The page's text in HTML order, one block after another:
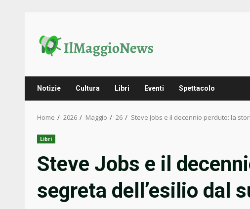
content
Notizie Cultura Libri Eventi Spettacolo
Home 2026 Maggio 26 Steve Jobs e il decennio perduto: la
Libri
Steve Jobs e il
segreta dell’esilio dal